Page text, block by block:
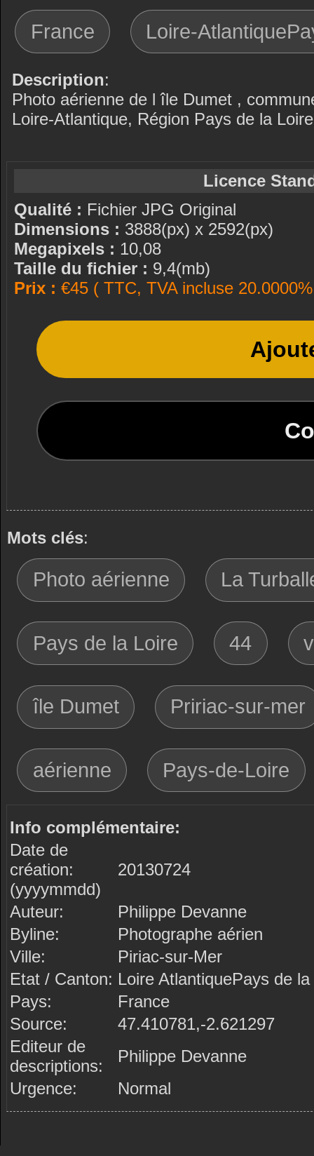
France Loire-
Description:
Photo aérienne de l île Dumet ,
Loire-Atlantique, Région Pays de la
Licence
Qualité : Fichier JPG Original
Dimensions : 3888(px) x 2592(px)
Megapixels : 10,08
Taille du fichier : 9,4(mb)
Prix : €45 ( TTC, TVA incluse
Mots clés:
Photo aérienne La
Pays de la Loire 44
île Dumet Pririac-sur-mer
aérienne Pays-de-Loire
Info complémentaire:
Date de
création:
(yyyymmdd)
20130724
Auteur:
Philippe Devanne
Byline:
Photographe aérien
Ville:
Piriac-sur-Mer
Etat / Canton: Loire AtlantiquePays de la
Pays:
France
Source:
47.410781,-2.621297
Editeur de
descriptions:
Philippe Devanne
Urgence:
Normal